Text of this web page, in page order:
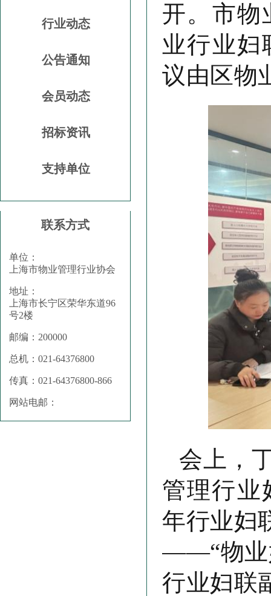
行业动态
公告通知
会员动态
招标资讯
支持单位
联系方式
单位：
上海市物业管理行业协会
地址：
上海市长宁区荣华东道96
号2楼
邮编：200000
总机：021-64376800
传真：021-64376800-866
网站电邮：
开。市物
业行业妇
议由区物
会上，
管理行业
年行业妇
——“物业
行业妇联